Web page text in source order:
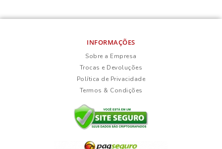
INFORMAÇÕES
Sobre a Empresa
Trocas e Devoluções
Política de Privacidade
Termos & Condições